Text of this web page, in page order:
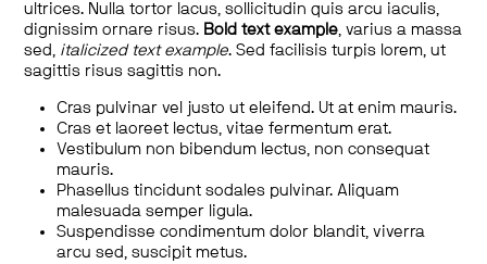
ultrices. Nulla tortor lacus, sollicitudin quis arcu iaculis,
dignissim ornare risus. Bold text example, varius a massa
sed, italicized text example. Sed facilisis turpis lorem, ut
sagittis risus sagittis non.
Cras pulvinar vel justo ut eleifend. Ut at enim mauris.
Cras et laoreet lectus, vitae fermentum erat.
Vestibulum non bibendum lectus, non consequat
mauris.
Phasellus tincidunt sodales pulvinar. Aliquam
malesuada semper ligula.
Suspendisse condimentum dolor blandit, viverra
arcu sed, suscipit metus.